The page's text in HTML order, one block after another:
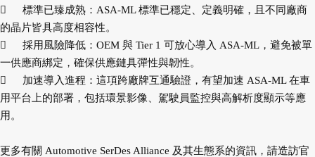

標準已臻成熟：ASA-ML 標準已穩定、定義明確，且不同廠商
的晶片皆具高度相容性。

採用風險降低：OEM 與 Tier 1 可放心導入 ASA-ML，避免被單
一供應商綁定，確保供應鏈具彈性與韌性。

加速導入進程：這項跨廠牌互通驗證，有望加速 ASA-ML 在車
用平台上的部署，包括環景影像、駕駛員監控與高解析度顯示等應
用。
更多有關 Automotive SerDes Alliance 及其生態系的資訊，請造訪官